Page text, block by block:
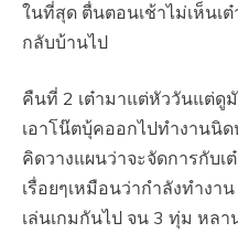
ในที่สุด ตื่นตอนเช้าไม่เห็นเ
กลับบ้านไป
คืนที่ 2 เต๋ามาแต่หัววันแต่ดู
เอาโน๊ตบุ้คออกไปทำงานนิ
คิดวางแผนว่าจะจัดการกับ
เรื่อยๆเหมือนว่ากำลังทำงา
เล่นเกมกันไป จน 3 ทุ่ม หล